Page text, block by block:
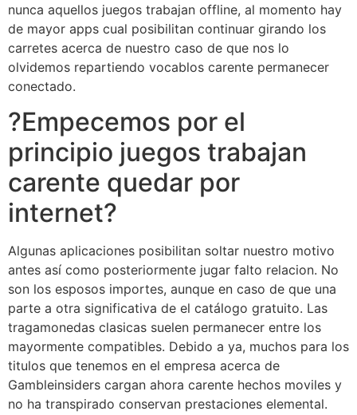
nunca aquellos juegos trabajan offline, al momento hay
de mayor apps cual posibilitan continuar girando los
carretes acerca de nuestro caso de que nos lo
olvidemos repartiendo vocablos carente permanecer
conectado.
?Empecemos por el
principio juegos trabajan
carente quedar por
internet?
Algunas aplicaciones posibilitan soltar nuestro motivo
antes así­ como posteriormente jugar falto relacion. No
son los esposos importes, aunque en caso de que una
parte a otra significativa de el catálogo gratuito. Las
tragamonedas clasicas suelen permanecer entre los
mayormente compatibles. Debido a ya, muchos para los
titulos que tenemos en el empresa acerca de
Gambleinsiders cargan ahora carente hechos moviles y
no ha transpirado conservan prestaciones elemental.